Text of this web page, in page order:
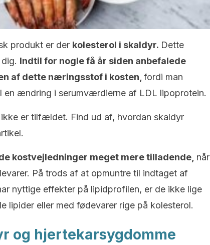
produkt er der kolesterol i skaldyr. Dette
Indtil for nogle få år siden anbefalede
af dette næringsstof i kosten, fordi man
en ændring i serumværdierne af LDL lipoprotein.
er tilfældet. Find ud af, hvordan skaldyr
kostvejledninger meget mere tilladende, når
På trods af at opmuntre til indtaget af
nyttige effekter på lipidprofilen, er de ikke lige
lipider eller med fødevarer rige på kolesterol.
og hjertekarsygdomme